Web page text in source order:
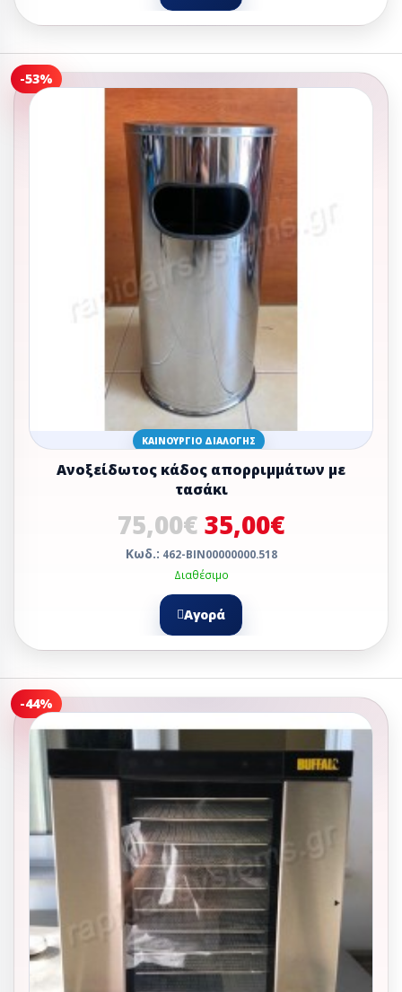
-53%
ΚΑΙΝΟΎΡΓΙΟ ΔΙΑΛΟΓΉΣ
Ανοξείδωτος κάδος απορριμμάτων με
τασάκι
75,00€ 35,00€
Κωδ.: 462-ΒΙΝ00000000.518
Διαθέσιμο
Αγορά
-44%